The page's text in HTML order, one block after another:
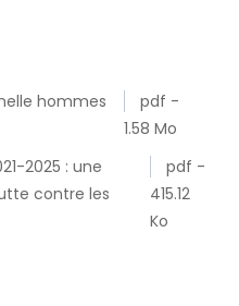
hommes
pdf -
1.58 Mo
2025 : une
contre les
pdf -
415.12
Ko